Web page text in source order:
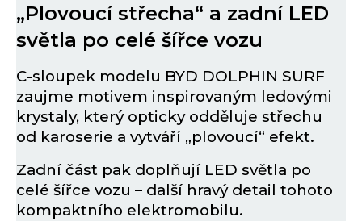
„Plovoucí střecha“ a zadní LED
světla po celé šířce vozu
C-sloupek modelu BYD DOLPHIN SURF
zaujme motivem inspirovaným ledovými
krystaly, který opticky odděluje střechu
od karoserie a vytváří „plovoucí“ efekt.
Zadní část pak doplňují LED světla po
celé šířce vozu – další hravý detail tohoto
kompaktního elektromobilu.